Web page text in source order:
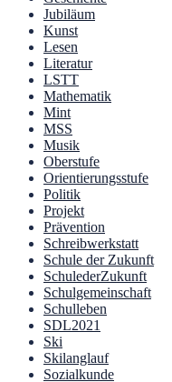
Jubiläum
Kunst
Lesen
Literatur
LSTT
Mathematik
Mint
MSS
Musik
Oberstufe
Orientierungsstufe
Politik
Projekt
Prävention
Schreibwerkstatt
Schule der Zukunft
SchulederZukunft
Schulgemeinschaft
Schulleben
SDL2021
Ski
Skilanglauf
Sozialkunde